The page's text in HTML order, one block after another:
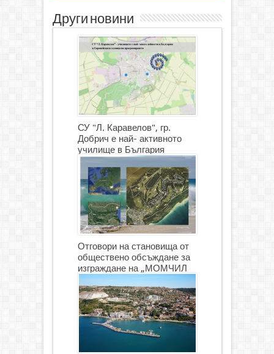
Други новини
СУ "Л. Каравелов", гр.
Добрич е най- активното
училище в България
Отговори на становища от
обществено обсъждане за
изграждане на „МОМЧИЛ
ГОЛФ И ГОЛФ ИГРИЩЕ”